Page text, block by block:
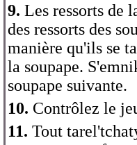
9. Les ressorts de
des ressorts des
manière qu'ils se
la soupape.
soupape suivante.
10. Contrôlez le
11. Tout